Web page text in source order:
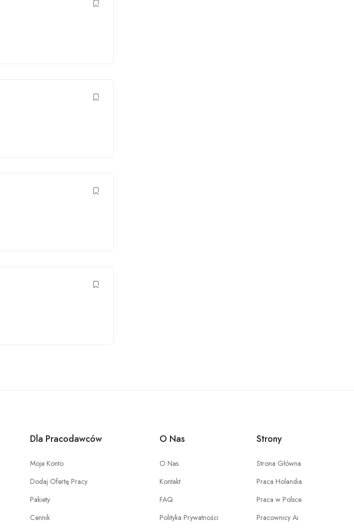
Dla Pracodawców
Moje Konto
Dodaj Ofertę Pracy
Pakiety
Cennik
O Nas
O Nas
Kontakt
FAQ
Polityka Prywatności
Strony
Strona Główna
Praca Holandia
Praca w Polsce
Pracownicy Ai